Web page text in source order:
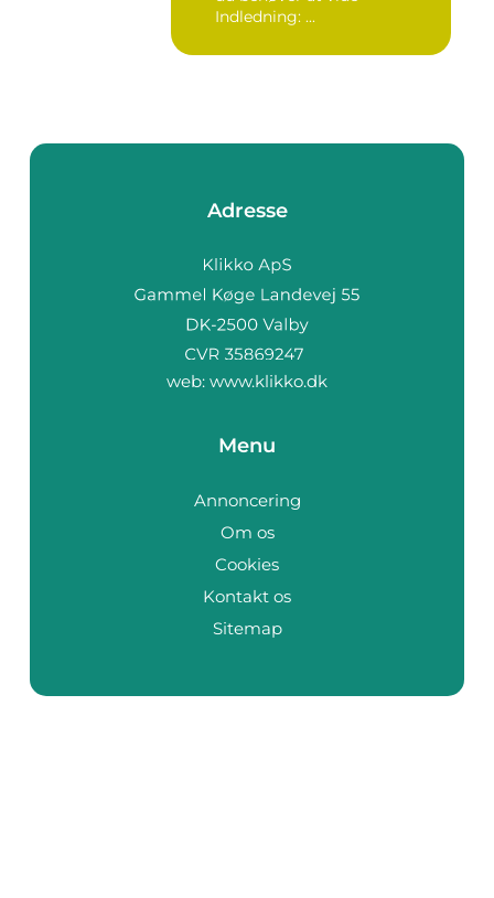
Indledning: ...
Adresse
web: www.klikko.dk
Menu
Annoncering
Om os
Cookies
Kontakt os
Sitemap